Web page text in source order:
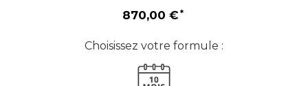
870,00 €
Choisissez votre formule :